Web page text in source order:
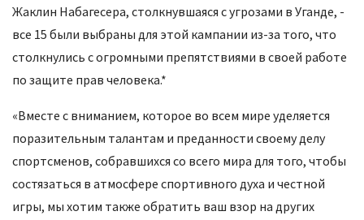
Жаклин Набагесера, столкнувшаяся с угрозами в Уганде, -
все 15 были выбраны для этой кампании из-за того, что
столкнулись с огромными препятствиями в своей работе
по защите прав человека.*
«Вместе с вниманием, которое во всем мире уделяется
поразительным талантам и преданности своему делу
спортсменов, собравшихся со всего мира для того, чтобы
состязаться в атмосфере спортивного духа и честной
игры, мы хотим также обратить ваш взор на других